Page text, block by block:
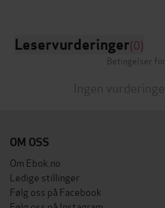
Leservurderinger(0)
Betingelser
Ingen
OM OSS
Om Ebok.no
Ledige stillinger
Følg oss på Facebook